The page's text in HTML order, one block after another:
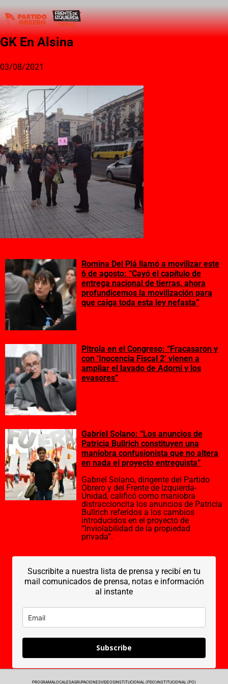
GK En Alsina
03/08/2021
Romina Del Plá llamó a movilizar este
6 de agosto: “Cayó el capítulo de
entrega nacional de tierras, ahora
profundicemos la movilización para
que caiga toda esta ley nefasta”
Pitrola en el Congreso: “Fracasaron y
con ‘Inocencia Fiscal 2’ vienen a
ampliar el lavado de Adorni y los
evasores”
Gabriel Solano: “Los anuncios de
Patricia Bullrich constituyen una
maniobra confusionista que no altera
en nada el proyecto entreguista”
Gabriel Solano, dirigente del Partido
Obrero y del Frente de Izquierda-
Unidad, calificó como maniobra
distraccioncita los anuncios de Patricia
Bullrich referidos a los cambios
introducidos en el proyecto de
“Inviolabilidad de la propiedad
privada”.
Suscribite a nuestra lista de prensa y recibí en tu
mail comunicados de prensa, notas e información
al instante
Subscribe
PROGRAMALOCALESAGRUPACIONESVIDEOSINSTITUCIONAL (PDO)INSTITUCIONAL (PO)